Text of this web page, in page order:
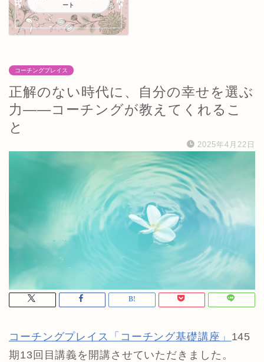
ート
コーチングプレイス
正解のない時代に、自分の幸せを選ぶ
力——コーチングが教えてくれるこ
と
2025年4月22日
コーチングプレイス「コーチング基礎講座」 145
期13回目講義を開講させていただきました。